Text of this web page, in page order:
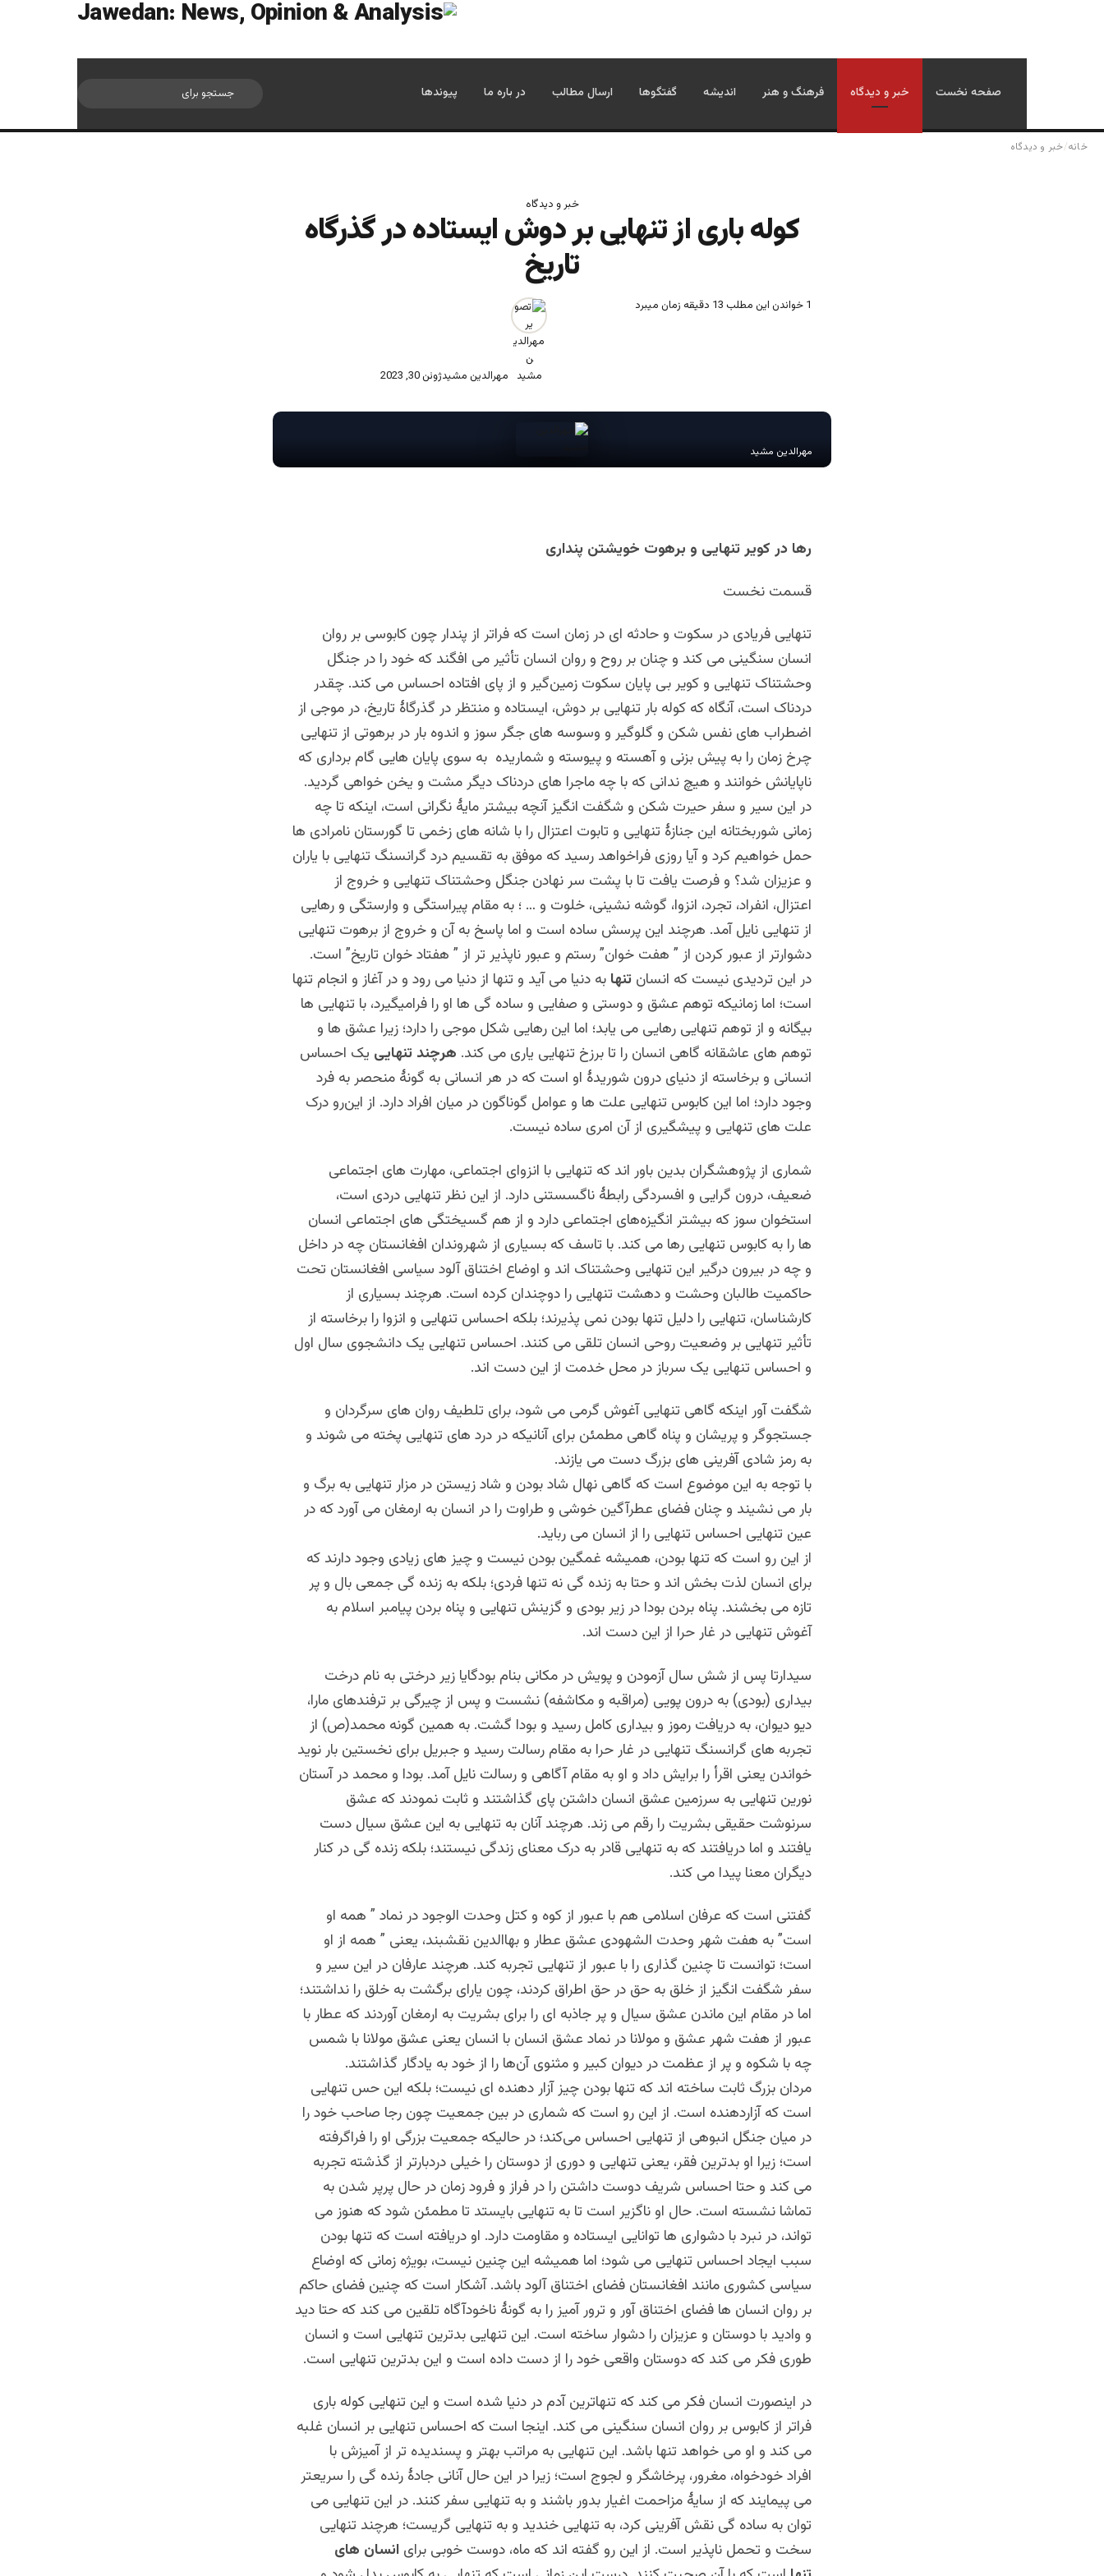
صفحه نخست خبر و دیدگاه فرهنگ و هنر اندیشه گفتگوها ارسال مطالب در باره ما پیوندها
جستجو
خانه/خبر و دیدگاه
خبر و دیدگاه
کوله باری از تنهایی بر دوش ایستاده در گذرگاه
تاریخ
مهرالدین مشیدژوئن 30, 2023
1 خواندن این مطلب 13 دقیقه زمان میبرد
مهرالدین مشید
رها در کویر تنهایی و برهوت خویشتن پنداری
قسمت نخست
تنهایی فریادی در سکوت و حادثه ای در زمان است که فراتر از پندار چون کابوسی بر روان
انسان سنگینی می کند و چنان بر روح و روان انسان تأثیر می افگند که خود را در جنگل
وحشتناک تنهایی و کویر بی پایان سکوت زمین‌گیر و از پای افتاده احساس می کند. چقدر
دردناک است، آنگاه که کوله بار تنهایی بر دوش، ایستاده و منتظر در گذرگاۀ تاریخ، در موجی از
اضطراب های نفس شکن و گلوگیر و وسوسه های جگر سوز و اندوه بار در برهوتی از تنهایی
چرخ زمان را به پیش بزنی و آهسته و پیوسته و شماریده به سوی پایان هایی گام برداری که
ناپایانش خوانند و هیچ ندانی که با چه ماجرا های دردناک دیگر مشت و یخن خواهی گردید.
در این سیر و سفر حیرت شکن و شگفت انگیز آنچه بیشتر مایۀ نگرانی است، اینکه تا چه
زمانی شوربختانه این جنازۀ تنهایی و تابوت اعتزال را با شانه های زخمی تا گورستان نامرادی ها
حمل خواهیم کرد و آیا روزی فراخواهد رسید که موفق به تقسیم درد گرانسنگ تنهایی با یاران
و عزیزان شد؟ و فرصت یافت تا با پشت سر نهادن جنگل وحشتناک تنهایی و خروج از
اعتزال، انفراد، تجرد، انزوا، گوشه نشینی، خلوت و … ؛ به مقام پیراستگی و وارستگی و رهایی
از تنهایی نایل آمد. هرچند این پرسش ساده است و اما پاسخ به آن و خروج از برهوت تنهایی
دشوارتر از عبور کردن از ” هفت خوان” رستم و عبور ناپذیر تر از ” هفتاد خوان تاریخ” است.
در این تردیدی نیست که انسان تنها به دنیا می آید و تنها از دنیا می رود و در آغاز و انجام تنها
است؛ اما زمانیکه توهم عشق و دوستی و صفایی و ساده گی ها او را فرامیگیرد، با تنهایی ها
بیگانه و از توهم تنهایی رهایی می یابد؛ اما این رهایی شکل موجی را دارد؛ زیرا عشق ها و
توهم های عاشقانه گاهی انسان را تا برزخ تنهایی یاری می کند. هرچند تنهایی یک احساس
انسانی و برخاسته از دنیای درون شوریدۀ او است که در هر انسانی به گونۀ منحصر به فرد
وجود دارد؛ اما این کابوس تنهایی علت ها و عوامل گوناگون در میان افراد دارد. از این‌رو درک
علت های تنهایی و پیشگیری از آن امری ساده نیست.
شماری از پژوهشگران بدین باور اند که تنهایی با انزوای اجتماعی، مهارت های اجتماعی
ضعیف، درون گرایی و افسردگی رابطۀ ناگسستنی دارد. از این نظر تنهایی دردی است،
استخوان سوز که بیشتر انگیزه‌های اجتماعی دارد و از هم گسیختگی های اجتماعی انسان
ها را به کابوس تنهایی رها می کند. با تاسف که بسیاری از شهروندان افغانستان چه در داخل
و چه در بیرون درگیر این تنهایی وحشتناک اند و اوضاع اختناق آلود سیاسی افغانستان تحت
حاکمیت طالبان وحشت و دهشت تنهایی را دوچندان کرده است. هرچند بسیاری از
کارشناسان، تنهایی را دلیل تنها بودن نمی پذیرند؛ بلکه احساس تنهایی و انزوا را برخاسته از
تأثیر تنهایی بر وضعیت روحی انسان تلقی می کنند. احساس تنهایی یک دانشجوی سال اول
و احساس تنهایی یک سرباز در محل خدمت از این دست اند.
شگفت آور اینکه گاهی تنهایی آغوش گرمی می شود، برای تلطیف روان های سرگردان و
جستجوگر و پریشان و پناه گاهی مطمئن برای آنانیکه در درد های تنهایی پخته می شوند و
به رمز شادی آفرینی های بزرگ دست می یازند.
با توجه به این موضوع است که گاهی نهال شاد بودن و شاد زیستن در مزار تنهایی به برگ و
بار می نشیند و چنان فضای عطرآگین خوشی و طراوت را در انسان به ارمغان می آورد که در
عین تنهایی احساس تنهایی را از انسان می رباید.
از این رو است که تنها بودن، همیشه غمگین بودن نیست و چیز های زیادی وجود دارند که
برای انسان لذت بخش اند و حتا به زنده گی نه تنها فردی؛ بلکه به زنده گی جمعی بال و پر
تازه می بخشند. پناه بردن بودا در زیر بودی و گزینش تنهایی و پناه بردن پیامبر اسلام به
آغوش تنهایی در غار حرا از این دست اند.
سیدارتا پس از شش سال آزمودن و پویش در مکانی بنام بودگایا زیر درختی به نام درخت
بیداری (بودی) به درون پویی (مراقبه و مکاشفه) نشست و پس از چیرگی بر ترفندهای مارا،
دیو دیوان، به دریافت رموز و بیداری کامل رسید و بودا گشت. به همین گونه محمد(ص) از
تجربه های گرانسنگ تنهایی در غار حرا به مقام رسالت رسید و جبریل برای نخستین بار نوید
خواندن یعنی اقرأ را برایش داد و او به مقام آگاهی و رسالت نایل آمد. بودا و محمد در آستان
نورین تنهایی به سرزمین عشق انسان داشتن پای گذاشتند و ثابت نمودند که عشق
سرنوشت حقیقی بشریت را رقم می زند. هرچند آنان به تنهایی به این عشق سیال دست
یافتند و اما دریافتند که به تنهایی قادر به درک معنای زندگی نیستند؛ بلکه زنده گی در کنار
دیگران معنا پیدا می کند.
گفتنی است که عرفان اسلامی هم با عبور از کوه و کتل وحدت الوجود در نماد ” همه او
است” به هفت شهر وحدت الشهودی عشق عطار و بهاالدین نقشبند، یعنی ” همه از او
است؛ توانست تا چنین گذاری را با عبور از تنهایی تجربه کند. هرچند عارفان در این سیر و
سفر شگفت انگیز از خلق به حق در حق اطراق کردند، چون یارای برگشت به خلق را نداشتند؛
اما در مقام این ماندن عشق سیال و پر جاذبه ای را برای بشریت به ارمغان آوردند که عطار با
عبور از هفت شهر عشق و مولانا در نماد عشق انسان با انسان یعنی عشق مولانا با شمس
چه با شکوه و پر از عظمت در دیوان کبیر و مثنوی آن‌ها را از خود به یادگار گذاشتند.
مردان بزرگ ثابت ساخته اند که تنها بودن چیز آزار دهنده ای نیست؛ بلکه این حس تنهایی
است که آزاردهنده است. از این رو است که شماری در بین جمعیت چون رجا صاحب خود را
در میان جنگل انبوهی از تنهایی احساس می‌کند؛ در حالیکه جمعیت بزرگی او را فراگرفته
است؛ زیرا او بدترین فقر، یعنی تنهایی و دوری از دوستان را خیلی دردبارتر از گذشته تجربه
می کند و حتا احساس شریف دوست داشتن را در فراز و فرود زمان در حال پرپر شدن به
تماشا نشسته است. حال او ناگزیر است تا به تنهایی بایستد تا مطمئن شود که هنوز می
تواند، در نبرد با دشواری ها توانایی ایستاده و مقاومت دارد. او دریافته است که تنها بودن
سبب ایجاد احساس تنهایی می شود؛ اما همیشه این چنین نیست، بویژه زمانی که اوضاع
سیاسی کشوری مانند افغانستان فضای اختناق آلود باشد. آشکار است که چنین فضای حاکم
بر روان انسان ها فضای اختناق آور و ترور آمیز را به گونۀ ناخودآگاه تلقین می کند که حتا دید
و وادید با دوستان و عزیزان را دشوار ساخته است. این تنهایی بدترین تنهایی است و انسان
طوری فکر می کند که دوستان واقعی خود را از دست داده است و این بدترین تنهایی است.
در اینصورت انسان فکر می کند که تنهاترین آدم در دنیا شده است و این تنهایی کوله باری
فراتر از کابوس بر روان انسان سنگینی می کند. اینجا است که احساس تنهایی بر انسان غلبه
می کند و او می خواهد تنها باشد. این تنهایی به مراتب بهتر و پسندیده تر از آمیزش با
افراد خودخواه، مغرور، پرخاشگر و لجوج است؛ زیرا در این حال آنانی جادۀ رنده گی را سریعتر
می پیمایند که از سایۀ مزاحمت اغیار بدور باشند و به تنهایی سفر کنند. در این تنهایی می
توان به ساده گی نقش آفرینی کرد، به تنهایی خندید و به تنهایی گریست؛ هرچند تنهایی
سخت و تحمل ناپذیر است. از این رو گفته اند که ماه، دوست خوبی برای انسان های